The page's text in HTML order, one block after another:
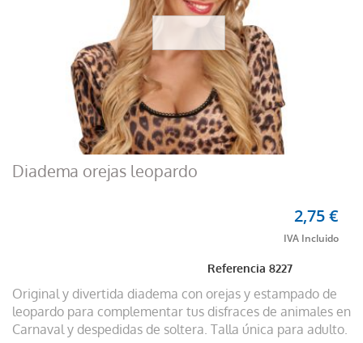
Diadema orejas leopardo
Referencia8227
2,75 €
Original y divertida diadema con orejas y estampado de
leopardo para complementar tus disfraces de animales en
Carnaval y despedidas de soltera. Talla única para adulto.